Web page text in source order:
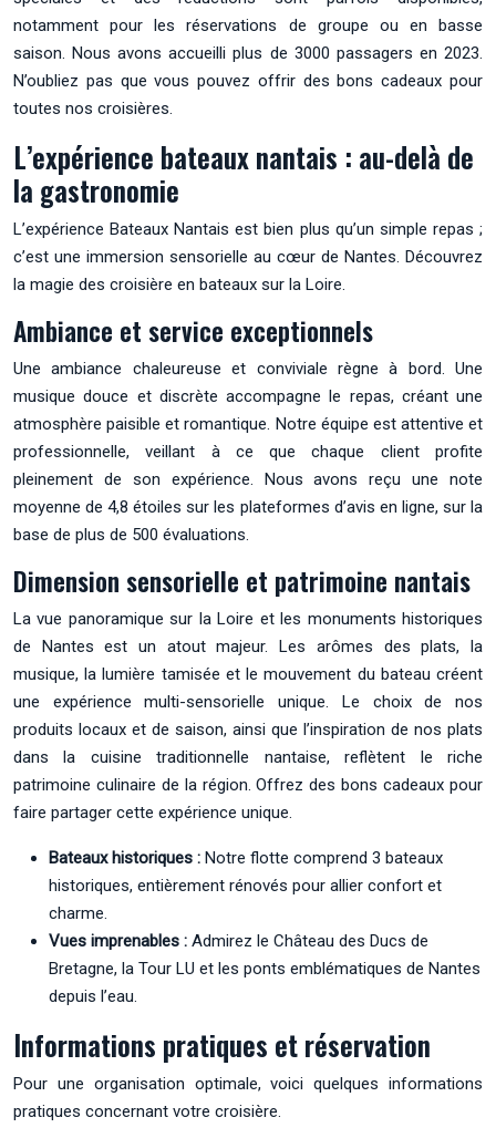
notamment pour les réservations de groupe ou en basse
saison. Nous avons accueilli plus de 3000 passagers en 2023.
N’oubliez pas que vous pouvez offrir des bons cadeaux pour
toutes nos croisières.
L’expérience bateaux nantais : au-delà de
la gastronomie
L’expérience Bateaux Nantais est bien plus qu’un simple repas ;
c’est une immersion sensorielle au cœur de Nantes. Découvrez
la magie des croisière en bateaux sur la Loire.
Ambiance et service exceptionnels
Une ambiance chaleureuse et conviviale règne à bord. Une
musique douce et discrète accompagne le repas, créant une
atmosphère paisible et romantique. Notre équipe est attentive et
professionnelle, veillant à ce que chaque client profite
pleinement de son expérience. Nous avons reçu une note
moyenne de 4,8 étoiles sur les plateformes d’avis en ligne, sur la
base de plus de 500 évaluations.
Dimension sensorielle et patrimoine nantais
La vue panoramique sur la Loire et les monuments historiques
de Nantes est un atout majeur. Les arômes des plats, la
musique, la lumière tamisée et le mouvement du bateau créent
une expérience multi-sensorielle unique. Le choix de nos
produits locaux et de saison, ainsi que l’inspiration de nos plats
dans la cuisine traditionnelle nantaise, reflètent le riche
patrimoine culinaire de la région. Offrez des bons cadeaux pour
faire partager cette expérience unique.
Bateaux historiques : Notre flotte comprend 3 bateaux
historiques, entièrement rénovés pour allier confort et
charme.
Vues imprenables : Admirez le Château des Ducs de
Bretagne, la Tour LU et les ponts emblématiques de Nantes
depuis l’eau.
Informations pratiques et réservation
Pour une organisation optimale, voici quelques informations
pratiques concernant votre croisière.